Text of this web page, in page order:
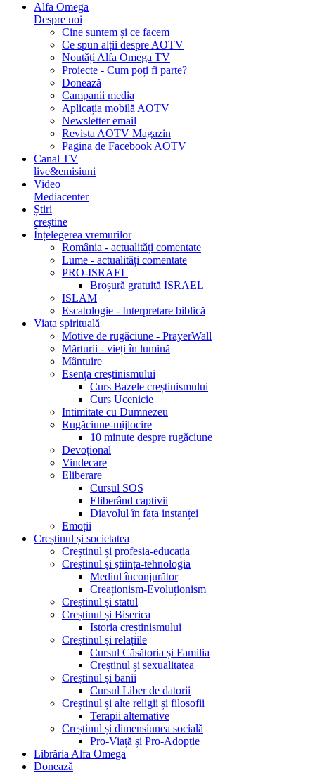
Alfa Omega
Despre noi
Cine suntem și ce facem
Ce spun alții despre AOTV
Noutăți Alfa Omega TV
Proiecte - Cum poți fi parte?
Donează
Campanii media
Aplicația mobilă AOTV
Newsletter email
Revista AOTV Magazin
Pagina de Facebook AOTV
Canal TV
live&emisiuni
Video
Mediacenter
Știri
creștine
Înțelegerea vremurilor
România - actualități comentate
Lume - actualități comentate
PRO-ISRAEL
Broșură gratuită ISRAEL
ISLAM
Escatologie - Interpretare biblică
Viața spirituală
Motive de rugăciune - PrayerWall
Mărturii - vieți în lumină
Mântuire
Esența creștinismului
Curs Bazele creștinismului
Curs Ucenicie
Intimitate cu Dumnezeu
Rugăciune-mijlocire
10 minute despre rugăciune
Devoțional
Vindecare
Eliberare
Cursul SOS
Eliberând captivii
Diavolul în fața instanței
Emoții
Creștinul și societatea
Creștinul și profesia-educația
Creștinul și știința-tehnologia
Mediul înconjurător
Creaționism-Evoluționism
Creștinul și statul
Creștinul și Biserica
Istoria creștinismului
Creștinul și relațiile
Cursul Căsătoria și Familia
Creștinul și sexualitatea
Creștinul și banii
Cursul Liber de datorii
Creștinul și alte religii și filosofii
Terapii alternative
Creștinul și dimensiunea socială
Pro-Viață și Pro-Adopție
Librăria Alfa Omega
Donează